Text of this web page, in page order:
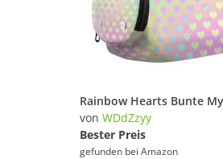
von WDdZzyy
Bester Preis
gefunden bei Amazon